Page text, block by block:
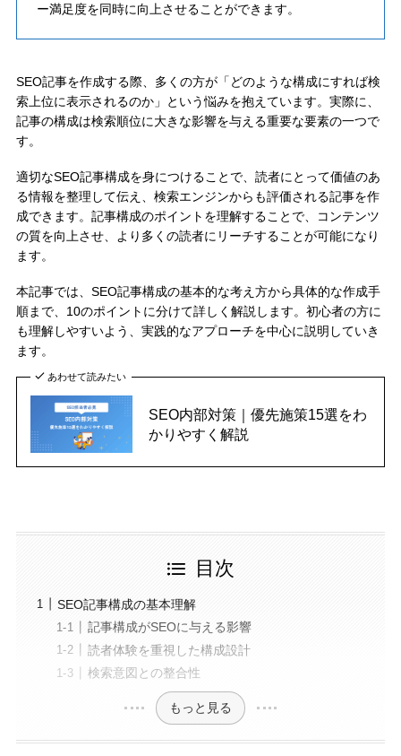
ー満足度を同時に向上させることができます。
SEO記事を作成する際、多くの方が「どのような構成にすれば検
索上位に表示されるのか」という悩みを抱えています。実際に、
記事の構成は検索順位に大きな影響を与える重要な要素の一つで
す。
適切なSEO記事構成を身につけることで、読者にとって価値のあ
る情報を整理して伝え、検索エンジンからも評価される記事を作
成できます。記事構成のポイントを理解することで、コンテンツ
の質を向上させ、より多くの読者にリーチすることが可能になり
ます。
本記事では、SEO記事構成の基本的な考え方から具体的な作成手
順まで、10のポイントに分けて詳しく解説します。初心者の方に
も理解しやすいよう、実践的なアプローチを中心に説明していき
ます。
あわせて読みたい
SEO内部対策｜優先施策15選をわ
かりやすく解説
目次
SEO記事構成の基本理解
記事構成がSEOに与える影響
読者体験を重視した構成設計
検索意図との整合性
もっと見る